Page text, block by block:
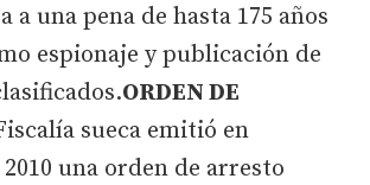
a una pena de hasta 175 años
espionaje y publicación de
ORDEN DE
sueca emitió en
una orden de arresto